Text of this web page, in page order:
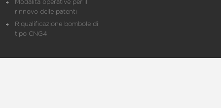
Modalità operative per il
rinnovo delle patenti
Riqualificazione bombole di
tipo CNG4